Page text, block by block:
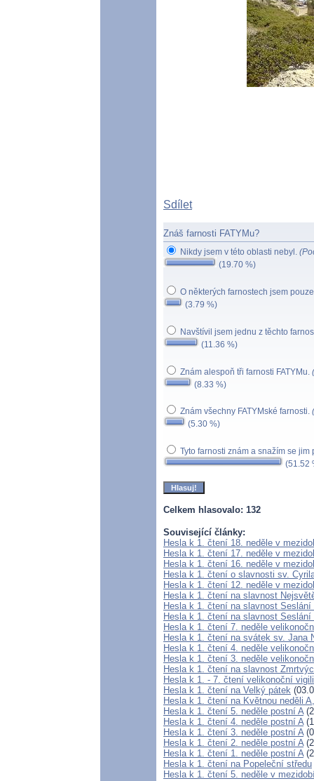
Sdílet
Znáš farnosti FATYMu?
Nikdy jsem v této oblasti nebyl.
(19.70 %)
O některých farnostech jsem
(3.79 %)
Navštívil jsem jednu z těchto
(11.36 %)
Znám alespoň tři farnosti FATYMu.
(8.33 %)
Znám všechny FATYMské farnosti.
(5.30 %)
Tyto farnosti znám a snažím se jim
(51.52
Celkem hlasovalo: 132
Související články:
Hesla k 1. čtení 18. neděle v
Hesla k 1. čtení 17. neděle v
Hesla k 1. čtení 16. neděle v
Hesla k 1. čtení o slavnosti sv.
Hesla k 1. čtení 12. neděle v
Hesla k 1. čtení na slavnost
Hesla k 1. čtení na slavnost
Hesla k 1. čtení na slavnost
Hesla k 1. čtení 7. neděle
Hesla k 1. čtení na svátek sv. Jana
Hesla k 1. čtení 4. neděle
Hesla k 1. čtení 3. neděle
Hesla k 1. čtení na slavnost
Hesla k 1. - 7. čtení velikonoční
Hesla k 1. čtení na Velký pátek
Hesla k 1. čtení na Květnou neděli
Hesla k 1. čtení 5. neděle postní A
Hesla k 1. čtení 4. neděle postní A
Hesla k 1. čtení 3. neděle postní A
Hesla k 1. čtení 2. neděle postní A
Hesla k 1. čtení 1. neděle postní A
Hesla k 1. čtení na Popeleční středu
Hesla k 1. čtení 5. neděle v